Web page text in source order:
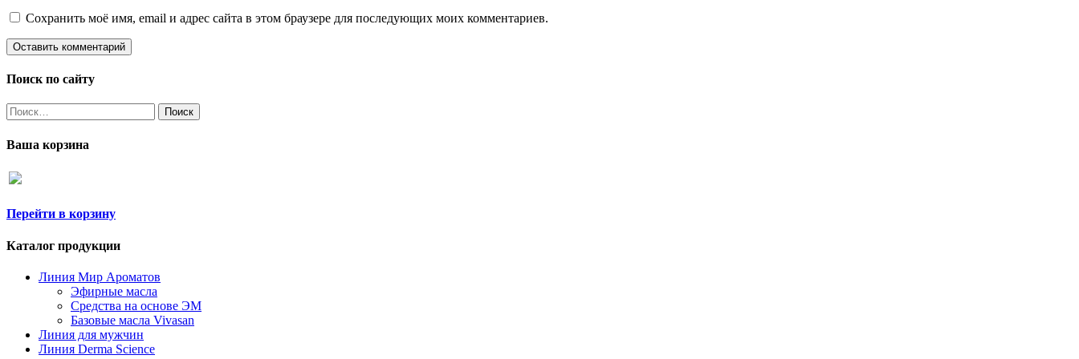
Сохранить моё имя, email и адрес сайта в этом браузере для последующих моих комментариев.
Поиск по сайту
Найти:
Ваша корзина
Перейти в корзину
Каталог продукции
Линия Мир Ароматов
Эфирные масла
Средства на основе ЭМ
Базовые масла Vivasan
Линия для мужчин
Линия Derma Science